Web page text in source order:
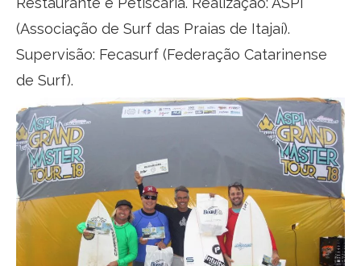
(Associação de Surf das Praias de Itajaí).
Supervisão: Fecasurf (Federação Catarinense
de Surf).